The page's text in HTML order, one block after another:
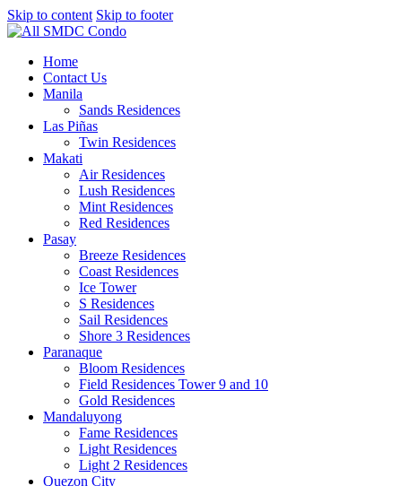
Skip to content Skip to footer
Home
Contact Us
Manila
Sands Residences
Las Piñas
Twin Residences
Makati
Air Residences
Lush Residences
Mint Residences
Red Residences
Pasay
Breeze Residences
Coast Residences
Ice Tower
S Residences
Sail Residences
Shore 3 Residences
Paranaque
Bloom Residences
Field Residences Tower 9 and 10
Gold Residences
Mandaluyong
Fame Residences
Light Residences
Light 2 Residences
Quezon City